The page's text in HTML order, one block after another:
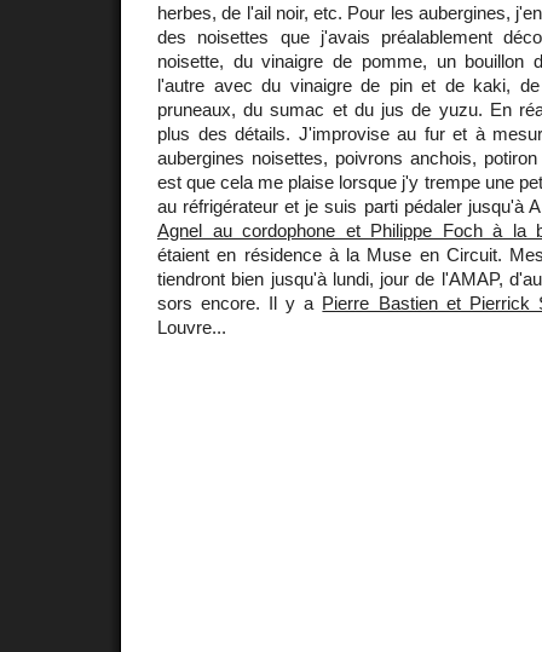
herbes, de l'ail noir, etc. Pour les aubergines,
des noisettes que j'avais préalablement
noisette, du vinaigre de pomme, un bouillon
l'autre avec du vinaigre de pin et de kaki,
pruneaux, du sumac et du jus de yuzu. En
plus des détails. J'improvise au fur et à
aubergines noisettes, poivrons anchois,
est que cela me plaise lorsque j'y trempe une
au réfrigérateur et je suis parti pédaler jusqu'à
Agnel au cordophone et Philippe Foch à la
étaient en résidence à la Muse en Circuit.
tiendront bien jusqu'à lundi, jour de l'AMAP,
sors encore. Il y a Pierre Bastien et Pierrick
Louvre...